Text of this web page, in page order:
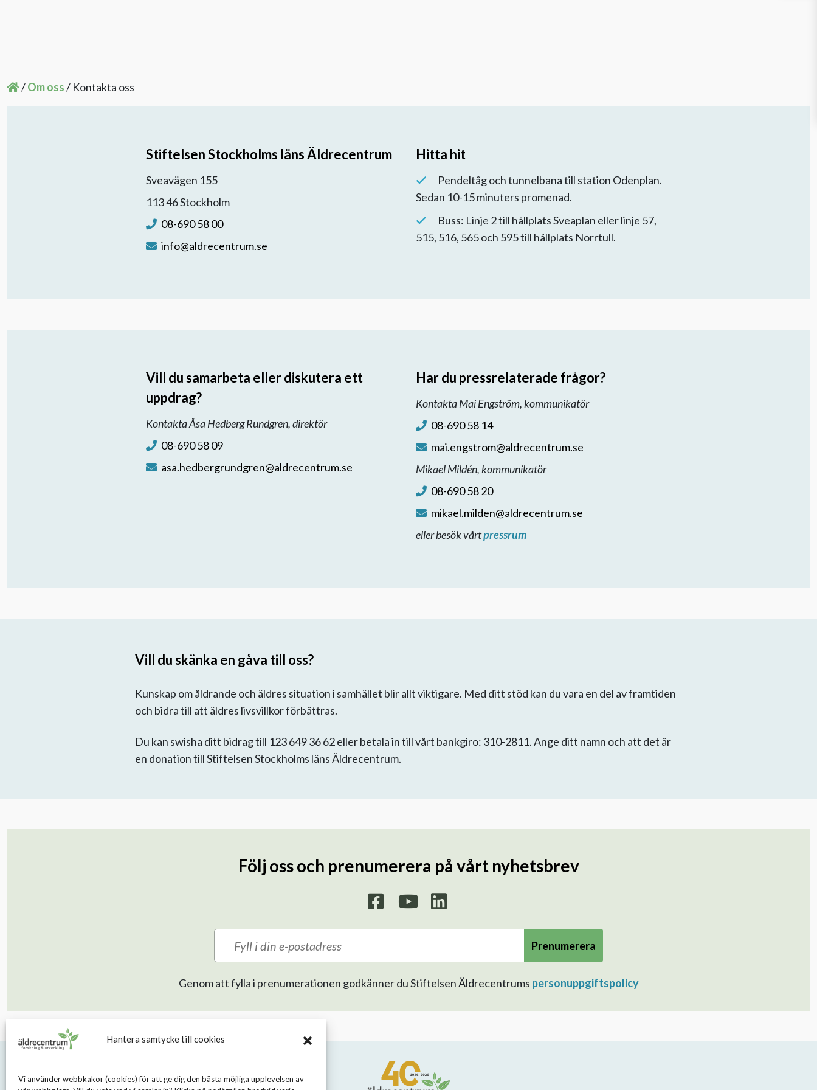
Hantera samtycke till cookies
Vi använder webbkakor (cookies) för att ge dig den bästa möjliga upplevelsen av
/Om oss/ Kontakta oss
Stiftelsen Stockholms läns Äldrecentrum
Sveavägen 155
113 46 Stockholm
08-690 58 00
info@aldrecentrum.se
Hitta hit
Pendeltåg och tunnelbana till station Odenplan.
Sedan 10-15 minuters promenad.
Buss: Linje 2 till hållplats Sveaplan eller linje 57,
515, 516, 565 och 595 till hållplats Norrtull.
Vill du samarbeta eller diskutera ett
uppdrag?
Kontakta Åsa Hedberg Rundgren, direktör
08-690 58 09
asa.hedbergrundgren@aldrecentrum.se
Har du pressrelaterade frågor?
Kontakta Mai Engström, kommunikatör
08-690 58 14
mai.engstrom@aldrecentrum.se
Mikael Mildén, kommunikatör
08-690 58 20
mikael.milden@aldrecentrum.se
eller besök vårtpressrum
Vill du skänka en gåva till oss?
Kunskap om åldrande och äldres situation i samhället blir allt viktigare. Med ditt stöd kan du vara en del av framtiden
och bidra till att äldres livsvillkor förbättras.
Du kan swisha ditt bidrag till 123 649 36 62 eller betala in till vårt bankgiro: 310-2811. Ange ditt namn och att det är
en donation till Stiftelsen Stockholms läns Äldrecentrum.
Följ oss och prenumerera på vårt nyhetsbrev
Prenumerera
Genom att fylla i prenumerationen godkänner du Stiftelsen Äldrecentrums personuppgiftspolicy